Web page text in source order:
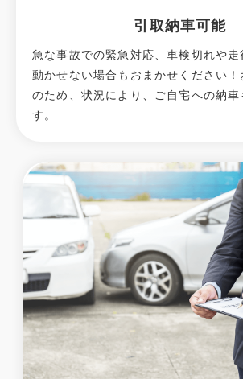
引取納車可能
急な事故での緊急対応、車検切れや
動かせない場合もおまかせください！
のため、状況により、ご自宅への納⾞
す。